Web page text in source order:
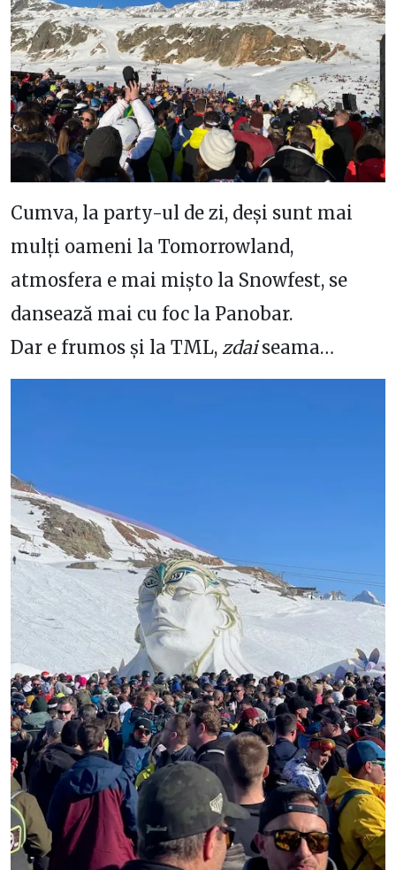
Cumva, la party-ul de zi, deși sunt mai
mulți oameni la Tomorrowland,
atmosfera e mai mișto la Snowfest, se
dansează mai cu foc la Panobar.
Dar e frumos și la TML, zdaiseama…